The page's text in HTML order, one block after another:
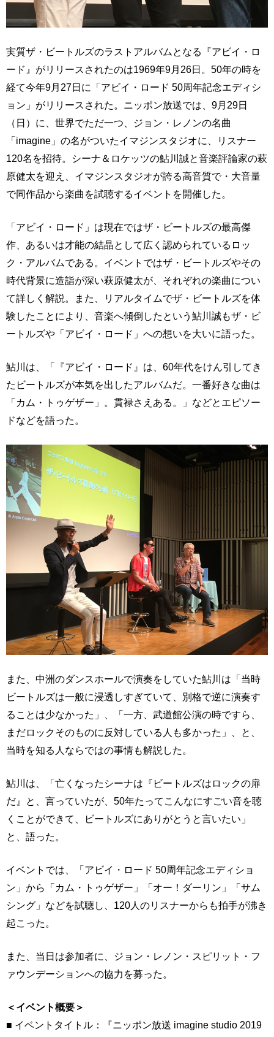
実質ザ・ビートルズのラストアルバムとなる『アビイ・ロ
ード』がリリースされたのは1969年9月26日。50年の時を
経て今年9月27日に「アビイ・ロード 50周年記念エディシ
ョン」がリリースされた。ニッポン放送では、9月29日
（日）に、世界でただ一つ、ジョン・レノンの名曲
「imagine」の名がついたイマジンスタジオに、リスナー
120名を招待。シーナ＆ロケッツの鮎川誠と音楽評論家の萩
原健太を迎え、イマジンスタジオが誇る高音質で・大音量
で同作品から楽曲を試聴するイベントを開催した。
「アビイ・ロード」は現在ではザ・ビートルズの最高傑
作、あるいは才能の結晶として広く認められているロッ
ク・アルバムである。イベントではザ・ビートルズやその
時代背景に造詣が深い萩原健太が、それぞれの楽曲につい
て詳しく解説。また、リアルタイムでザ・ビートルズを体
験したことにより、音楽へ傾倒したという鮎川誠もザ・ビ
ートルズや「アビイ・ロード」への想いを大いに語った。
鮎川は、「『アビイ・ロード』は、60年代をけん引してき
たビートルズが本気を出したアルバムだ。一番好きな曲は
「カム・トゥゲザー」。貫禄さえある。」などとエピソー
ドなどを語った。
また、中洲のダンスホールで演奏をしていた鮎川は「当時
ビートルズは一般に浸透しすぎていて、別格で逆に演奏す
ることは少なかった」、「一方、武道館公演の時ですら、
まだロックそのものに反対している人も多かった」、と、
当時を知る人ならではの事情も解説した。
鮎川は、「亡くなったシーナは『ビートルズはロックの扉
だ』と、言っていたが、50年たってこんなにすごい音を聴
くことができて、ビートルズにありがとうと言いたい」
と、語った。
イベントでは、「アビイ・ロード 50周年記念エディショ
ン」から「カム・トゥゲザー」「オー！ダーリン」「サム
シング」などを試聴し、120人のリスナーからも拍手が沸き
起こった。
また、当日は参加者に、ジョン・レノン・スピリット・フ
ァウンデーションへの協力を募った。
＜イベント概要＞
■ イベントタイトル：『ニッポン放送 imagine studio 2019